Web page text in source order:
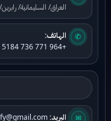
+964 771 736 5184
✉ البريد: